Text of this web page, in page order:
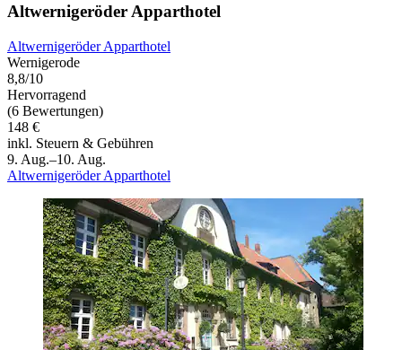
Altwernigeröder Apparthotel
Altwernigeröder Apparthotel
Wernigerode
8,8/10
Hervorragend
(6 Bewertungen)
148 €
inkl. Steuern & Gebühren
9. Aug.–10. Aug.
Altwernigeröder Apparthotel